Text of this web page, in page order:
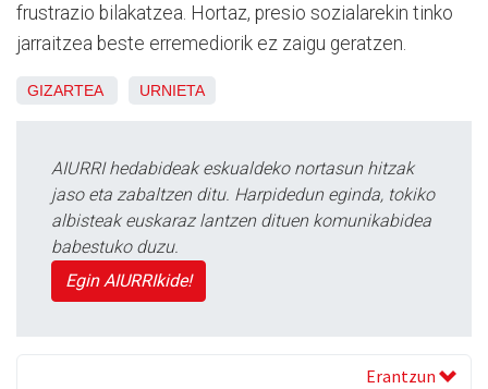
frustrazio bilakatzea. Hortaz, presio sozialarekin tinko
jarraitzea beste erremediorik ez zaigu geratzen.
GIZARTEA URNIETA
AIURRI hedabideak eskualdeko nortasun hitzak
jaso eta zabaltzen ditu. Harpidedun eginda, tokiko
albisteak euskaraz lantzen dituen komunikabidea
babestuko duzu.
Egin AIURRIkide!
Erantzun